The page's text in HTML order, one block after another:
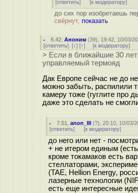
[ответить] [к модератору]
до сих пор изобретаешь
свёрнут, показать
6.42 ,Аноним (39), 19:42, 10/03/
[ответить] [↓] [↑] [к модератору]
> Если в ближайшие 30 лет
управляемый термояд
Дак Европе сейчас не до
можно забыть, распилили
камеру тоже (гуглите про
даже это сделать не
7.51 ,anon_III (?), 20:10, 10/03/
[ответить] [к модератору]
до него или нет -
+ не итером единым
кроме токамаков есть
стеллаторами,
(TAE, Hellion Energy,
лазерные технологии
есть еще интересные